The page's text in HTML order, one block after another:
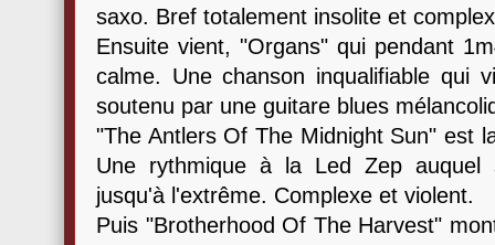
saxo. Bref totalement insolite et
Ensuite vient, "Organs" qui pendant
calme. Une chanson inqualifiable qui
soutenu par une guitare blues
"The Antlers Of The Midnight Sun" est
Une rythmique à la Led Zep auquel
jusqu'à l'extrême. Complexe et violent.
Puis "Brotherhood Of The Harvest"